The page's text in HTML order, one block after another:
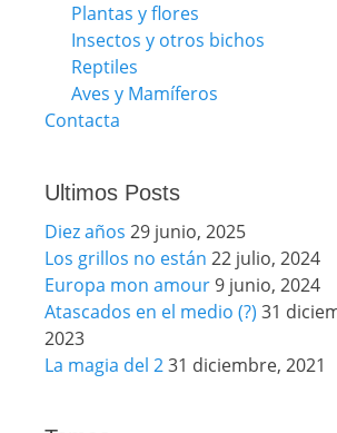
Plantas y flores
Insectos y otros bichos
Reptiles
Aves y Mamíferos
Contacta
Ultimos Posts
Diez años 29 junio, 2025
Los grillos no están 22 julio, 2024
Europa mon amour9 junio, 2024
Atascados en el medio (?) 31
2023
La magia del 231 diciembre, 2021